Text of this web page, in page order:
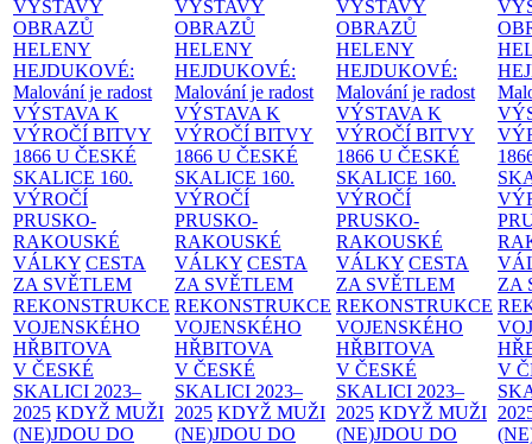
VÝSTAVY
OBRAZŮ
HELENY
HEJDUKOVÉ:
Malování je radost
VÝSTAVA K
VÝROČÍ BITVY
1866 U ČESKÉ
SKALICE 160.
VÝROČÍ
PRUSKO-
RAKOUSKÉ
VÁLKY CESTA
ZA SVĚTLEM
REKONSTRUKCE
VOJENSKÉHO
HŘBITOVA
V ČESKÉ
SKALICI 2023–
2025 KDYŽ MUŽI
(NE)JDOU DO
VÝSTAVY
OBRAZŮ
HELENY
HEJDUKOVÉ:
Malování je radost
VÝSTAVA K
VÝROČÍ BITVY
1866 U ČESKÉ
SKALICE 160.
VÝROČÍ
PRUSKO-
RAKOUSKÉ
VÁLKY CESTA
ZA SVĚTLEM
REKONSTRUKCE
VOJENSKÉHO
HŘBITOVA
V ČESKÉ
SKALICI 2023–
2025 KDYŽ MUŽI
(NE)JDOU DO
VÝSTAVY
OBRAZŮ
HELENY
HEJDUKOVÉ:
Malování je radost
VÝSTAVA K
VÝROČÍ BITVY
1866 U ČESKÉ
SKALICE 160.
VÝROČÍ
PRUSKO-
RAKOUSKÉ
VÁLKY CESTA
ZA SVĚTLEM
REKONSTRUKCE
VOJENSKÉHO
HŘBITOVA
V ČESKÉ
SKALICI 2023–
2025 KDYŽ MUŽI
(NE)JDOU DO
ZA
V